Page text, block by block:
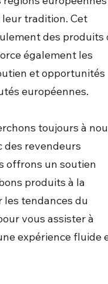
tradition. Cet
des produits
également les
et opportunités
européennes.
toujours à
des revendeurs
offrons un soutien
produits à la
tendances du
vous assister à
expérience fluide